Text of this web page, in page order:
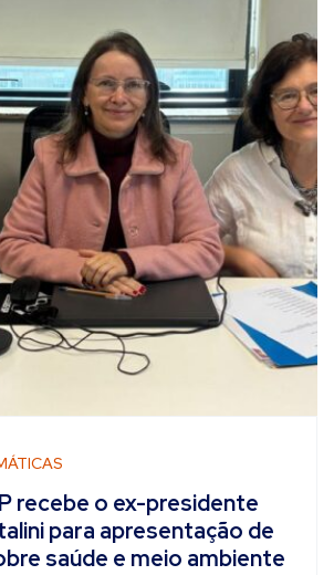
recebe o ex-presidente
para apresentação de
saúde e meio ambiente